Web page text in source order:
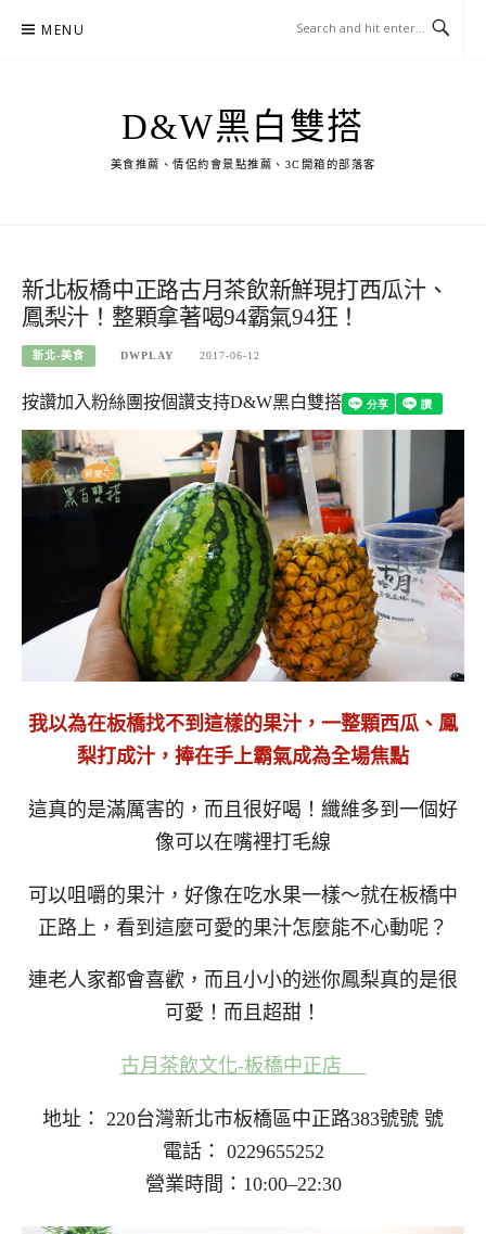
MENU
D&W黑白雙搭
美食推薦、情侶約會景點推薦、3C開箱的部落客
新北板橋中正路古月茶飲新鮮現打西瓜汁、
鳳梨汁！整顆拿著喝94霸氣94狂！
新北-美食 DWPLAY 2017-06-12
按讚加入粉絲團按個讚支持D&W黑白雙搭
我以為在板橋找不到這樣的果汁，一整顆西瓜、鳳
梨打成汁，捧在手上霸氣成為全場焦點
這真的是滿厲害的，而且很好喝！纖維多到一個好
像可以在嘴裡打毛線
可以咀嚼的果汁，好像在吃水果一樣～就在板橋中
正路上，看到這麼可愛的果汁怎麼能不心動呢？
連老人家都會喜歡，而且小小的迷你鳳梨真的是很
可愛！而且超甜！
古月茶飲文化-板橋中正店
地址： 220台灣新北市板橋區中正路383號號 號
電話： 0229655252
營業時間：10:00–22:30